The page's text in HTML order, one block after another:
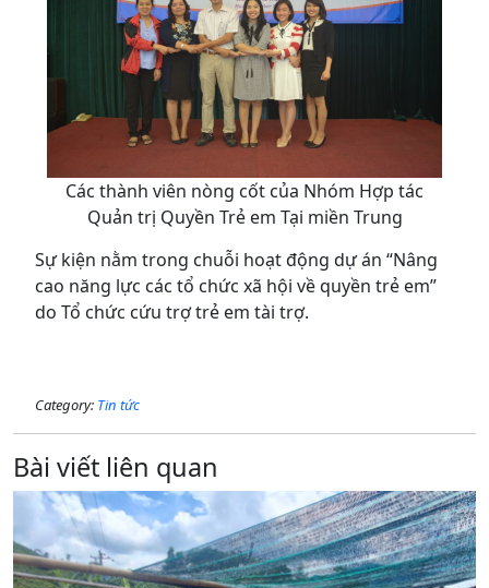
Các thành viên nòng cốt của Nhóm Hợp tác
Quản trị Quyền Trẻ em Tại miền Trung
Sự kiện nằm trong chuỗi hoạt động dự án “Nâng
cao năng lực các tổ chức xã hội về quyền trẻ em”
do Tổ chức cứu trợ trẻ em tài trợ.
Category: Tin tức
Bài viết liên quan